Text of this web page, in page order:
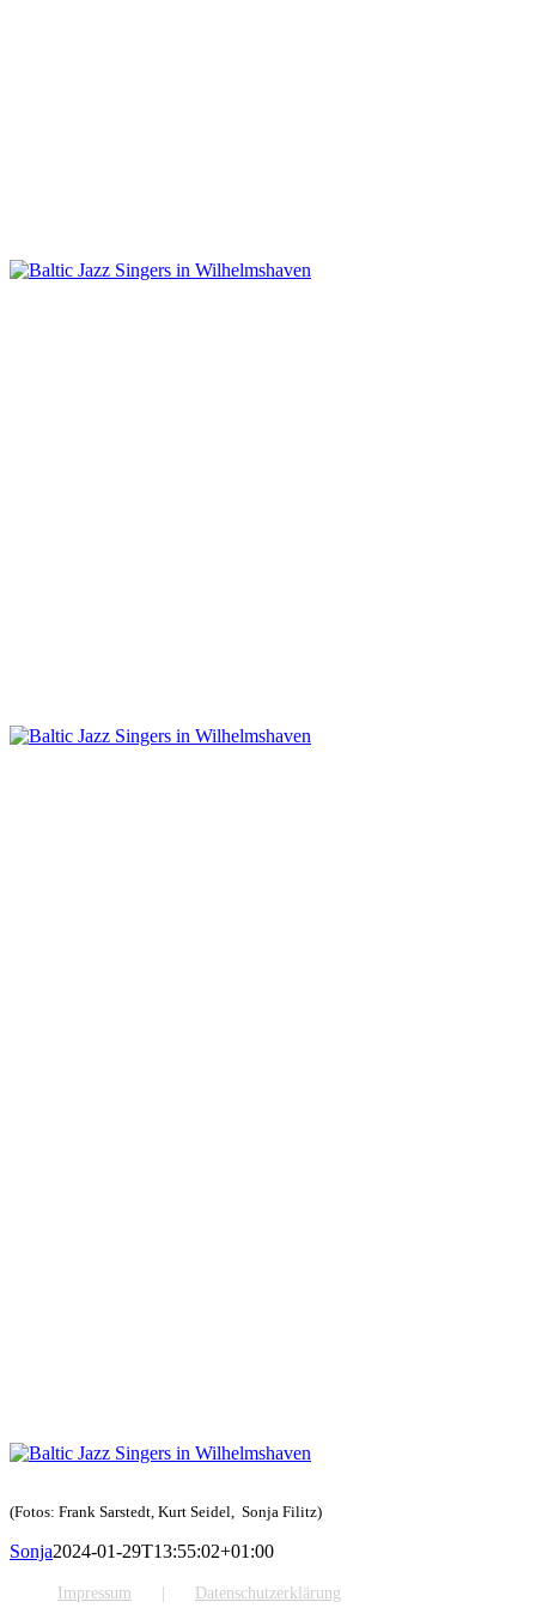
(Fotos: Frank Sarstedt, Kurt Seidel, Sonja Filitz)
Sonja2024-01-29T13:55:02+01:00
Impressum Datenschutzerklärung